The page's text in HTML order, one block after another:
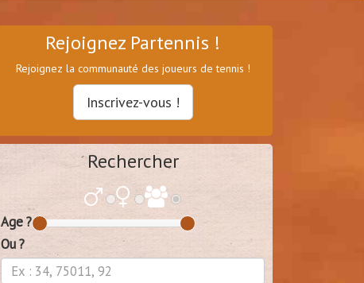
Rejoignez Partennis !
Rejoignez la communauté des joueurs de tennis !
Inscrivez-vous !
Rechercher
Age ?
Ou ?